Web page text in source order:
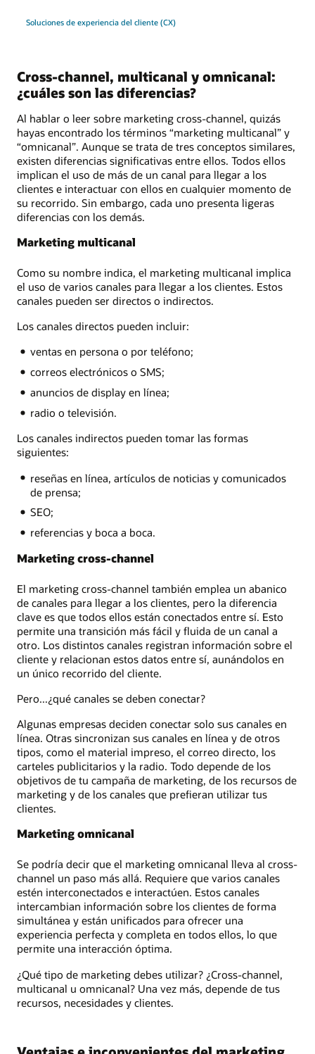
Soluciones de experiencia del cliente (CX)
Cross-channel, multicanal y omnicanal:
¿cuáles son las diferencias?
Al hablar o leer sobre marketing cross-channel, quizás
hayas encontrado los términos “marketing multicanal” y
“omnicanal”. Aunque se trata de tres conceptos similares,
existen diferencias significativas entre ellos. Todos ellos
implican el uso de más de un canal para llegar a los
clientes e interactuar con ellos en cualquier momento de
su recorrido. Sin embargo, cada uno presenta ligeras
diferencias con los demás.
Marketing multicanal
Como su nombre indica, el marketing multicanal implica
el uso de varios canales para llegar a los clientes. Estos
canales pueden ser directos o indirectos.
Los canales directos pueden incluir:
ventas en persona o por teléfono;
correos electrónicos o SMS;
anuncios de display en línea;
radio o televisión.
Los canales indirectos pueden tomar las formas
siguientes:
reseñas en línea, artículos de noticias y comunicados
de prensa;
SEO;
referencias y boca a boca.
Marketing cross-channel
El marketing cross-channel también emplea un abanico
de canales para llegar a los clientes, pero la diferencia
clave es que todos ellos están conectados entre sí. Esto
permite una transición más fácil y fluida de un canal a
otro. Los distintos canales registran información sobre el
cliente y relacionan estos datos entre sí, aunándolos en
un único recorrido del cliente.
Pero...¿qué canales se deben conectar?
Algunas empresas deciden conectar solo sus canales en
línea. Otras sincronizan sus canales en línea y de otros
tipos, como el material impreso, el correo directo, los
carteles publicitarios y la radio. Todo depende de los
objetivos de tu campaña de marketing, de los recursos de
marketing y de los canales que prefieran utilizar tus
clientes.
Marketing omnicanal
Se podría decir que el marketing omnicanal lleva al cross-
channel un paso más allá. Requiere que varios canales
estén interconectados e interactúen. Estos canales
intercambian información sobre los clientes de forma
simultánea y están unificados para ofrecer una
experiencia perfecta y completa en todos ellos, lo que
permite una interacción óptima.
¿Qué tipo de marketing debes utilizar? ¿Cross-channel,
multicanal u omnicanal? Una vez más, depende de tus
recursos, necesidades y clientes.